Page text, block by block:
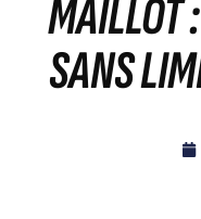
MAILLOT
SANS